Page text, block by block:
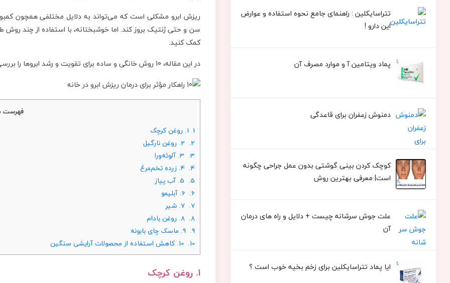
تتراسایکلین : راهنمای جامع نحوه استفاده و عوارض
این دارو !
پماد ویتامین آ و موارد مصرف آن
دمنوش زعفران برای قاعدگی
کوچک کردن بینی گوشتی بدون عمل جراحی چگونه
است| معرفی بهترین روش
علت جوش سرشانه چیست + دلایل و راه های درمان
آن
ایا پماد تتراسایکلین برای زخم بخیه خوب است ؟
ریزش ابرو مشکلی است که می‌تواند به دلایل مختلفی همچون
سن و حتی ژنتیک بروز کند. اما خوشبختانه، با استفاده از چند
کمک کنید.
در این مقاله، 10 روش خانگی و ساده برای تقویت و رشد ابروها را بررسی خواهیم کرد.
فهرست
1.
2.
3.
4. 4. زرده تخم‌مرغ
5.
6. 6. آبلیمو
7. 7. شیر
8. 8. روغن بادام
9. 9. ماسک چای بابونه
10. 10. کاهش استفاده از محصولات آرایشی سنگین
1. روغن کرچک